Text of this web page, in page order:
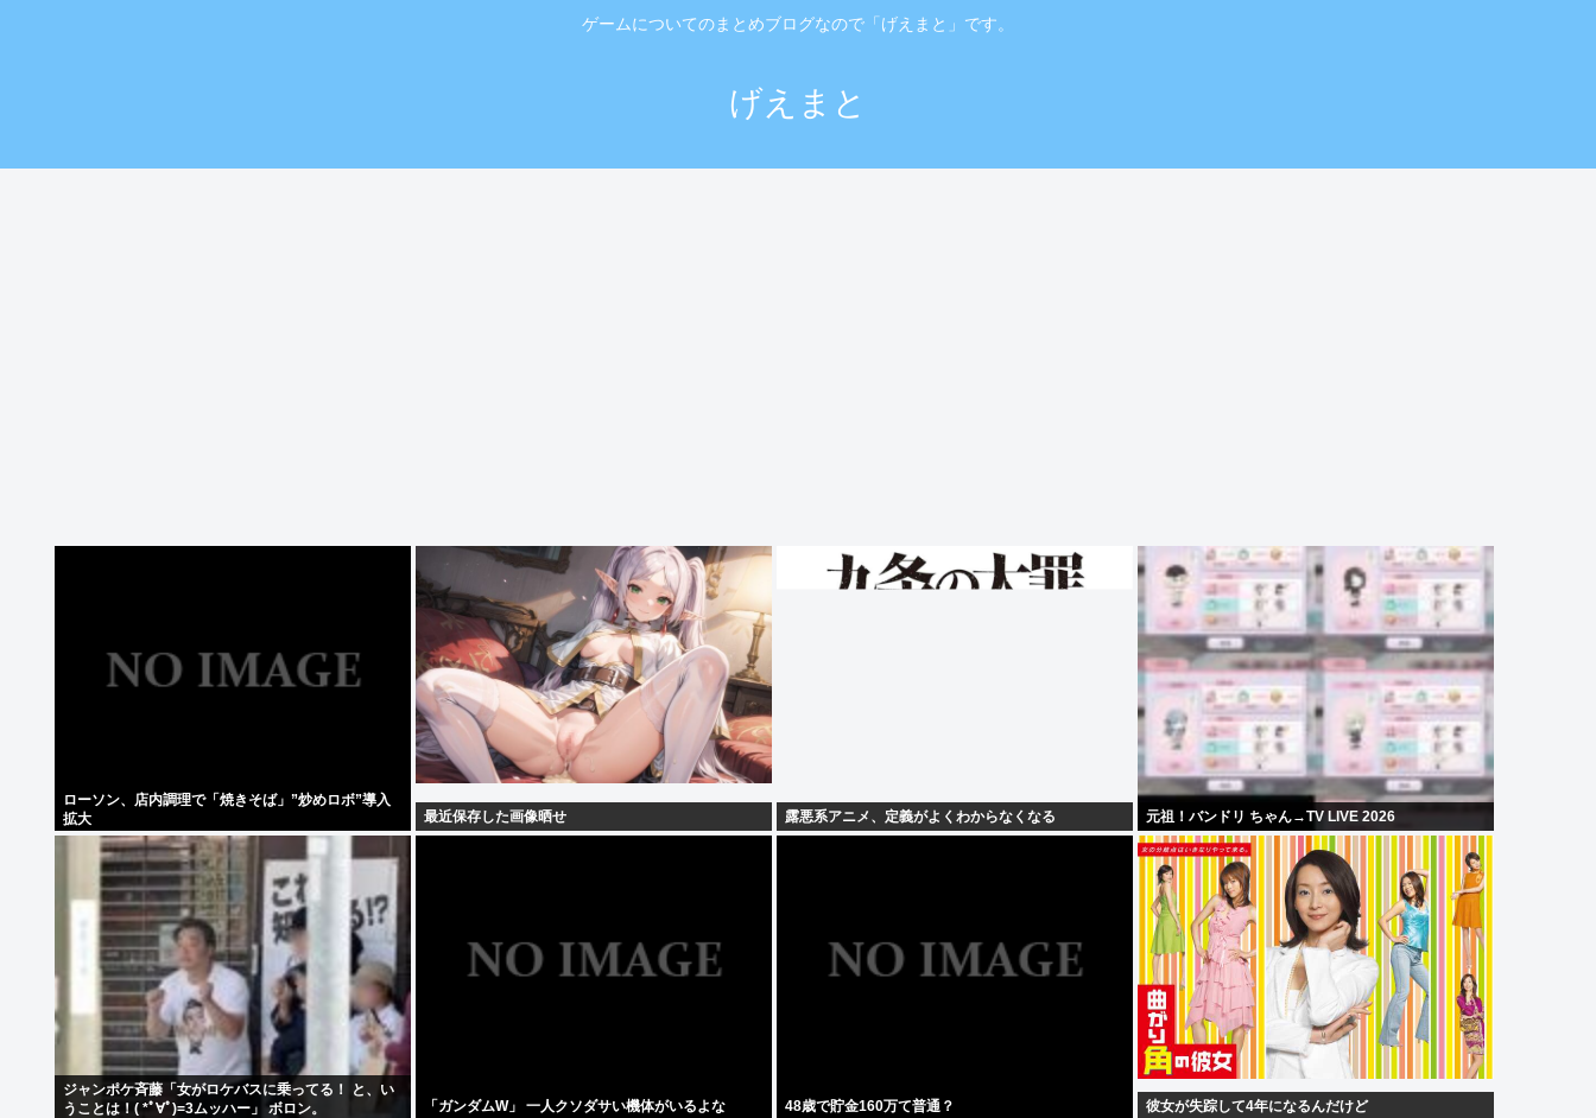
ゲームについてのまとめブログなので「げえまと」です。
げえまと
ローソン、店内調理で「焼きそば」”炒めロボ”導入
拡大
最近保存した画像晒せ 露悪系アニメ、定義がよくわからなくなる 元祖！バンドリ ちゃん→TV LIVE 2026
ジャンポケ斉藤「女がロケバスに乗ってる！ と、い
うことは！( *ﾟ∀ﾟ)=3ムッハー」 ボロン。
「ガンダムW」 一人クソダサい機体がいるよな 48歳で貯金160万て普通？ 彼女が失踪して4年になるんだけど